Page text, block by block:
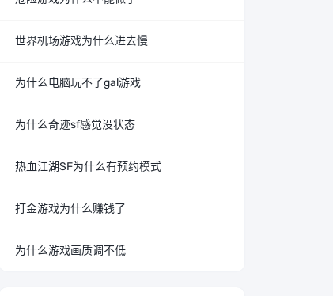
世界机场游戏为什么进去慢
为什么电脑玩不了gal游戏
为什么奇迹sf感觉没状态
热血江湖SF为什么有预约模式
打金游戏为什么赚钱了
为什么游戏画质调不低